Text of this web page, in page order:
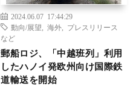
2024.06.07 17:44:29
動向/展望
海外
プレスリリース
など
郵船ロジ、「中越班列」利用
したハノイ発欧州向け国際鉄
道輸送を開始